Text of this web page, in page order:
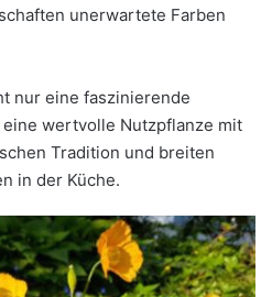
unerwartete Farben
nur eine faszinierende
wertvolle Nutzpflanze mit
Tradition und breiten
in der Küche.